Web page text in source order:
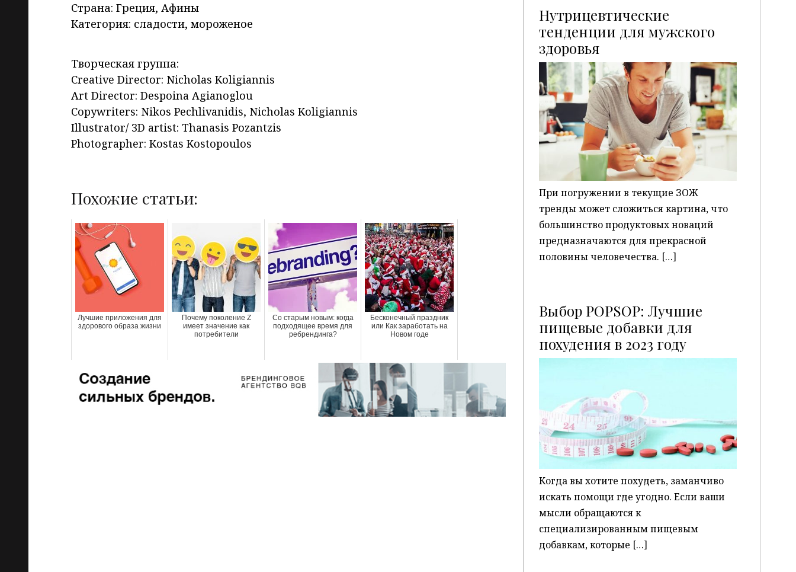
Страна: Греция, Афины
Категория: сладости, мороженое
Творческая группа:
Creative Director: Nicholas Koligiannis
Art Director: Despoina Agianoglou
Copywriters: Nikos Pechlivanidis, Nicholas Koligiannis
Illustrator/ 3D artist: Thanasis Pozantzis
Photographer: Kostas Kostopoulos
Похожие статьи:
Лучшие приложения для
здорового образа жизни
Почему поколение Z
имеет значение как
потребители
Со старым новым: когда
подходящее время для
ребрендинга?
Бесконечный праздник
или Как заработать на
Новом годе
Нутрицевтические
тенденции для мужского
здоровья P
При погружении в текущие ЗОЖ
тренды может сложиться картина, что
большинство продуктовых новаций
предназначаются для прекрасной
половины человечества. […]
Выбор POPSOP: Лучшие
пищевые добавки для
похудения в 2023 году
P
Когда вы хотите похудеть, заманчиво
искать помощи где угодно. Если ваши
мысли обращаются к
специализированным пищевым
добавкам, которые […]